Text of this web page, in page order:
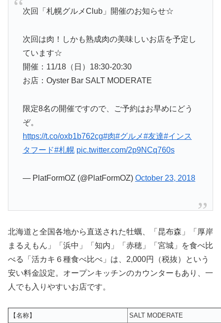
次回「札幌グルメClub」開催のお知らせ☆
次回は肉！しかも熟成肉の美味しいお店を予定し
ています☆
開催：11/18（日）18:30-20:30
お店：Oyster Bar SALT MODERATE
限定8名の開催ですので、ご予約はお早めにどう
ぞ。
https://t.co/oxb1b762cg#肉#グルメ#友達#インス
タフード#札幌 pic.twitter.com/2p9NCq760s
— PlatFormOZ (@PlatFormOZ) October 23, 2018
北海道と全国各地から直送された牡蠣、「昆布森」「厚岸
まるえもん」「浜中」「知内」「赤穂」「宮城」を食べ比
べる「活カキ６種食べ比べ」は、2,000円（税抜）という
安い料金設定。オープンキッチンのカウンターもあり、一
人でも入りやすいお店です。
【名称】
SALT MODERATE